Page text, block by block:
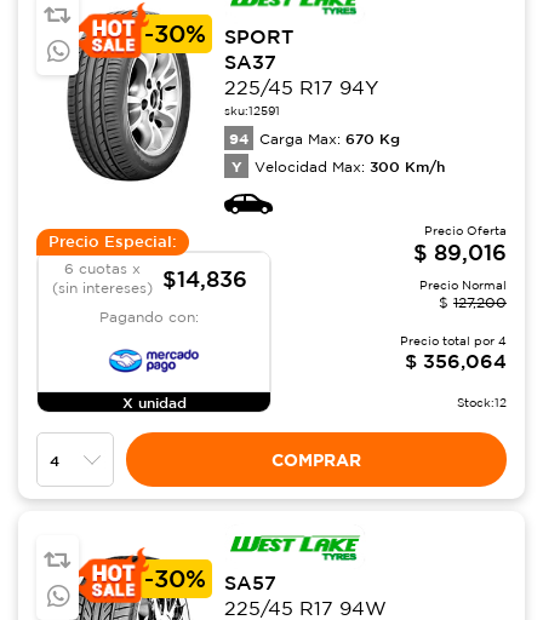
-30%
SPORT
SA37
225/45 R17 94Y
sku:12591
94 Carga Max: 670 Kg
Y Velocidad Max: 300 Km/h
Precio Especial:
6 cuotas x
(sin intereses)
$14,836
Pagando con:
X unidad
Precio Oferta
$ 89,016
Precio Normal
$ 127,200
Precio total por 4
$ 356,064
Stock:12
COMPRAR
-30%
SA57
225/45 R17 94W